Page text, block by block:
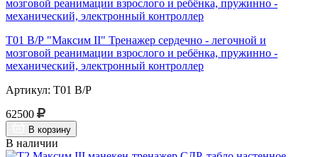
Т01 В/Р "Максим II" Тренажер сердечно - легочной и
мозговой реанимации взрослого и ребёнка, пружинно -
механический, электронный контроллер
Артикул: Т01 В/Р
62500
В корзину
В наличии